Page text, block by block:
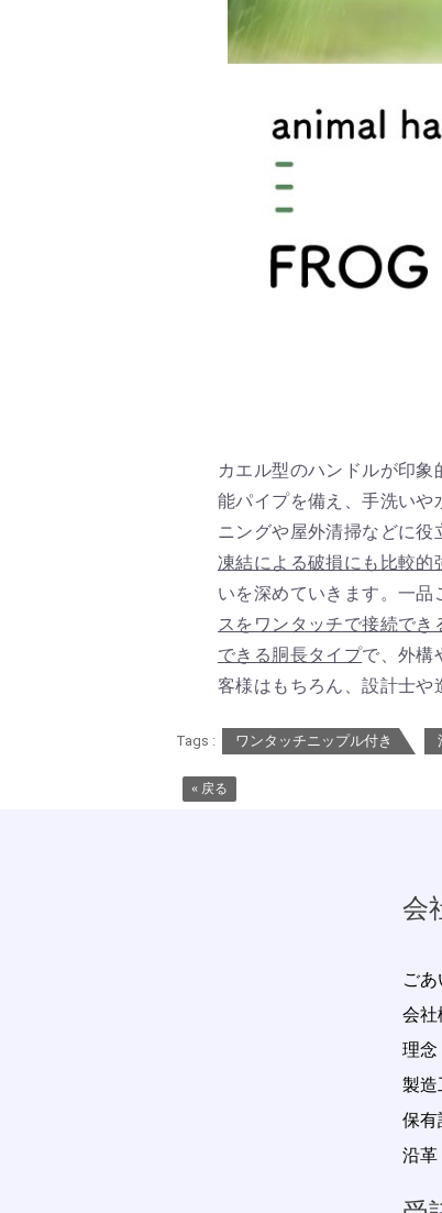
カエル型のハンドルが印象
能パイプを備え、手洗いや
ニングや屋外清掃などに役
凍結による破損にも比較的
いを深めていきます。一
スをワンタッチで接続でき
できる胴長タイプで、外構
客様はもちろん、設計士や
Tags : ワンタッチニップル付き
« 戻る
会
ごあ
会社
理念
製造
保有
沿革